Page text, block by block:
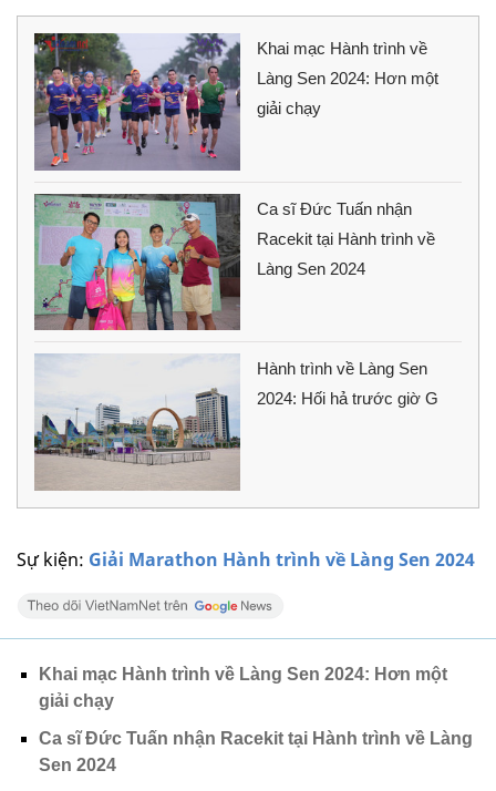
Sự kiện: Giải Marathon Hành trình về Làng Sen 2024
Khai mạc Hành trình về
Làng Sen 2024: Hơn một
giải chạy
Ca sĩ Đức Tuấn nhận
Racekit tại Hành trình về
Làng Sen 2024
Hành trình về Làng Sen
2024: Hối hả trước giờ G
Khai mạc Hành trình về Làng Sen 2024: Hơn một
giải chạy
Ca sĩ Đức Tuấn nhận Racekit tại Hành trình về Làng
Sen 2024